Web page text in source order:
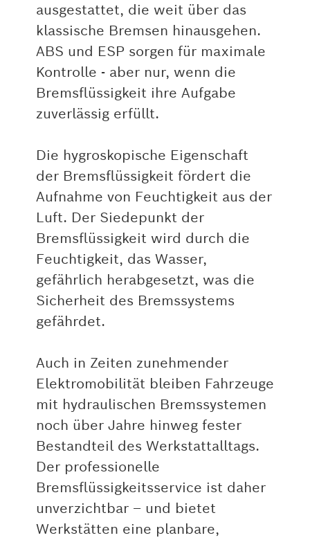
ausgestattet, die weit über das
klassische Bremsen hinausgehen.
ABS und ESP sorgen für maximale
Kontrolle - aber nur, wenn die
Bremsflüssigkeit ihre Aufgabe
zuverlässig erfüllt.
Die hygroskopische Eigenschaft
der Bremsflüssigkeit fördert die
Aufnahme von Feuchtigkeit aus der
Luft. Der Siedepunkt der
Bremsflüssigkeit wird durch die
Feuchtigkeit, das Wasser,
gefährlich herabgesetzt, was die
Sicherheit des Bremssystems
gefährdet.
Auch in Zeiten zunehmender
Elektromobilität bleiben Fahrzeuge
mit hydraulischen Bremssystemen
noch über Jahre hinweg fester
Bestandteil des Werkstattalltags.
Der professionelle
Bremsflüssigkeitsservice ist daher
unverzichtbar – und bietet
Werkstätten eine planbare,